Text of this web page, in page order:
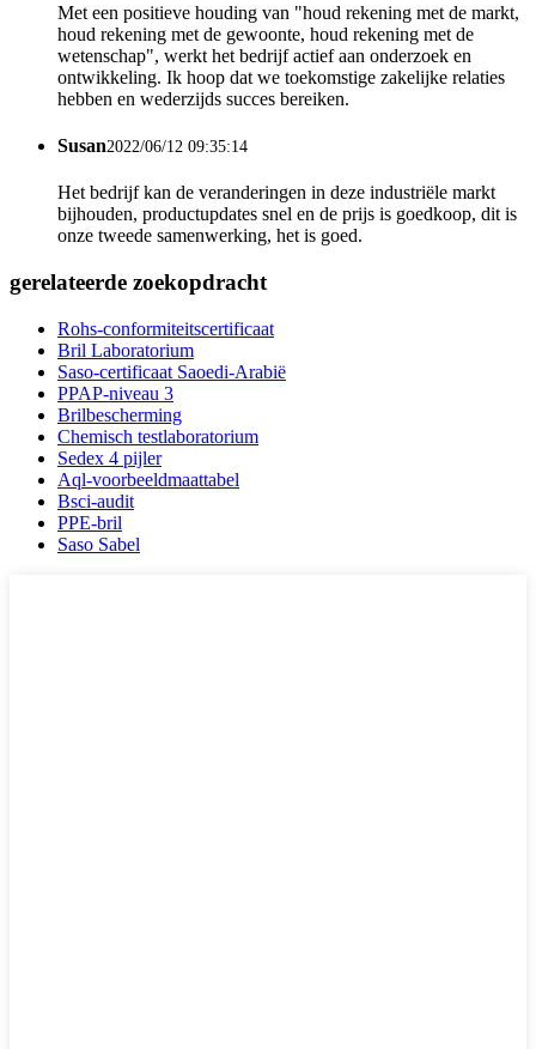
Met een positieve houding van "houd rekening met de markt,
houd rekening met de gewoonte, houd rekening met de
wetenschap", werkt het bedrijf actief aan onderzoek en
ontwikkeling. Ik hoop dat we toekomstige zakelijke relaties
hebben en wederzijds succes bereiken.
Susan2022/06/12 09:35:14
Het bedrijf kan de veranderingen in deze industriële markt
bijhouden, productupdates snel en de prijs is goedkoop, dit is
onze tweede samenwerking, het is goed.
gerelateerde zoekopdracht
Rohs-conformiteitscertificaat
Bril Laboratorium
Saso-certificaat Saoedi-Arabië
PPAP-niveau 3
Brilbescherming
Chemisch testlaboratorium
Sedex 4 pijler
Aql-voorbeeldmaattabel
Bsci-audit
PPE-bril
Saso Sabel